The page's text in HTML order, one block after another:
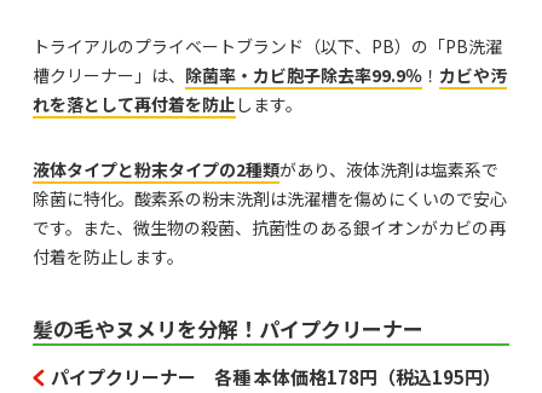
トライアルのプライベートブランド（以下、PB）の「PB洗濯
槽クリーナー」は、 除菌率・カビ胞子除去率99.9％ ！ カビや汚
れを落として再付着を防止 します。
液体タイプと粉末タイプの2種類があり、液体洗剤は塩素系で
除菌に特化。酸素系の粉末洗剤は洗濯槽を傷めにくいので安心
です。また、微生物の殺菌、抗菌性のある銀イオンがカビの再
付着を防止します。
髪の毛やヌメリを分解！パイプクリーナー
パイプクリーナー 各種 本体価格178円（税込195円）